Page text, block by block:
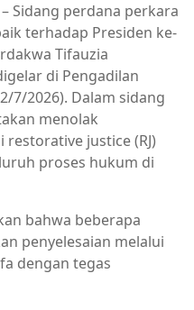
– Sidang perdana perkara
terhadap Presiden ke-
Tifauzia
di Pengadilan
7/2026). Dalam sidang
menolak
justice (RJ)
proses hukum di
bahwa beberapa
penyelesaian melalui
dengan tegas